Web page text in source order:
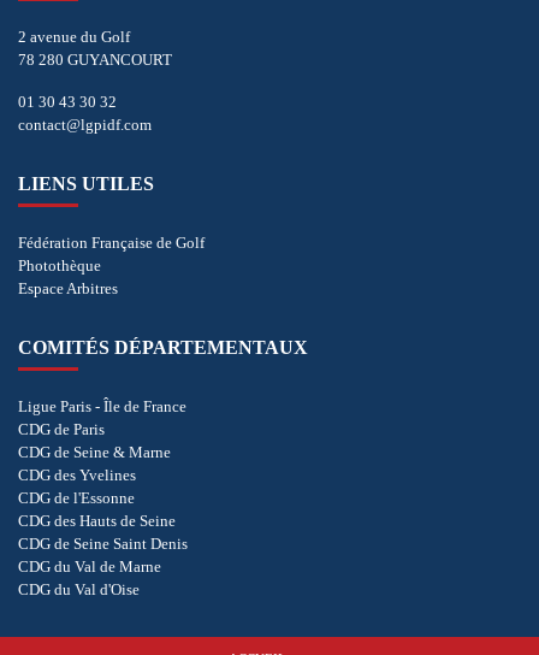
2 avenue du Golf
78 280 GUYANCOURT
01 30 43 30 32
contact@lgpidf.com
LIENS UTILES
Fédération Française de Golf
Photothèque
Espace Arbitres
COMITÉS DÉPARTEMENTAUX
Ligue Paris - Île de France
CDG de Paris
CDG de Seine & Marne
CDG des Yvelines
CDG de l'Essonne
CDG des Hauts de Seine
CDG de Seine Saint Denis
CDG du Val de Marne
CDG du Val d'Oise